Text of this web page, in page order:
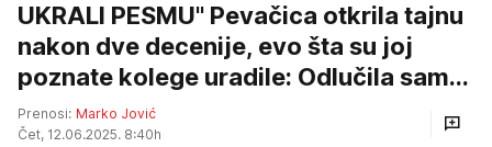
UKRALI PESMU" Pevačica otkrila tajnu
nakon dve decenije, evo šta su joj
poznate kolege uradile: Odlučila sam...
Prenosi: Marko Jović
Čet, 12.06.2025. 8:40h